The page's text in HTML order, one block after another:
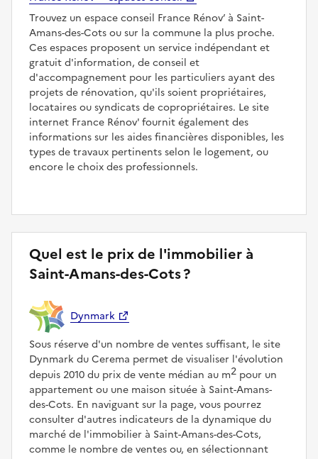
Trouvez un espace conseil France Rénov’ à Saint-
Amans-des-Cots ou sur la commune la plus proche.
Ces espaces proposent un service indépendant et
gratuit d'information, de conseil et
d'accompagnement pour les particuliers ayant des
projets de rénovation, qu'ils soient propriétaires,
locataires ou syndicats de copropriétaires. Le site
internet France Rénov' fournit également des
informations sur les aides financières disponibles, les
types de travaux pertinents selon le logement, ou
encore le choix des professionnels.
Quel est le prix de l'immobilier à
Saint-Amans-des-Cots ?
Dynmark
Sous réserve d'un nombre de ventes suffisant, le site
Dynmark du Cerema permet de visualiser l'évolution
depuis 2010 du prix de vente médian au m2 pour un
appartement ou une maison située à Saint-Amans-
des-Cots. En naviguant sur la page, vous pourrez
consulter d'autres indicateurs de la dynamique du
marché de l'immobilier à Saint-Amans-des-Cots,
comme le nombre de ventes ou, en sélectionnant